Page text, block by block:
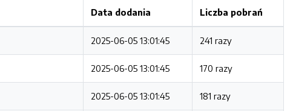
Data dodania Liczba pobrań
2025-06-05 13:01:45 241 razy
2025-06-05 13:01:45 170 razy
2025-06-05 13:01:45 181 razy